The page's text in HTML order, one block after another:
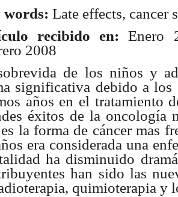
words: Late effects, cancer
recibido en: Enero
2008
de los niños y
significativa debido a los
años en el tratamiento
éxitos de la oncología
la forma de cáncer mas
era considerada una
ha disminuido
han sido las
quimioterapia y